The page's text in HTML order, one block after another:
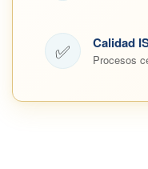
✅ Calidad
Procesos